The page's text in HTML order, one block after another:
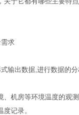
求
出数据,进行数据的分
机房等环境温度的观
记录。